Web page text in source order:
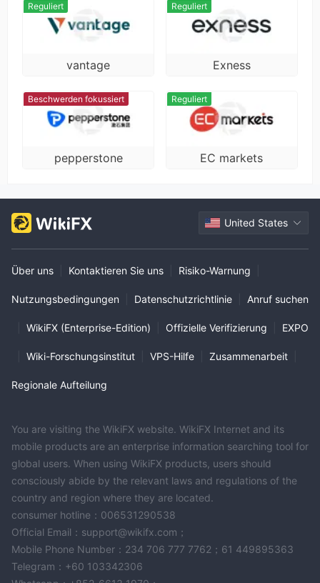
Reguliert
vantage
Reguliert
Exness
Beschwerden fokussiert
pepperstone
Reguliert
EC markets
United States
Über uns Kontaktieren Sie uns Risiko-Warnung
Nutzungsbedingungen Datenschutzrichtlinie Anruf suchen
WikiFX (Enterprise-Edition) Offizielle Verifizierung EXPO
Wiki-Forschungsinstitut VPS-Hilfe Zusammenarbeit
Regionale Aufteilung
You are visiting the WikiFX website. WikiFX Internet and its
mobile products are an enterprise information searching tool for
global users. When using WikiFX products, users should
consciously abide by the relevant laws and regulations of the
country and region where they are located.
consumer hotline：006531290538
Official Email：support@wikifx.com；
Mobile Phone Number：234 706 777 7762；61 449895363
Telegram：+60 103342306